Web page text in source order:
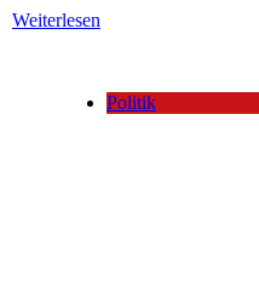
Weiterlesen
Politik